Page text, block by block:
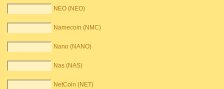
NEO (NEO)
Namecoin (NMC)
Nano (NANO)
Nas (NAS)
NetCoin (NET)